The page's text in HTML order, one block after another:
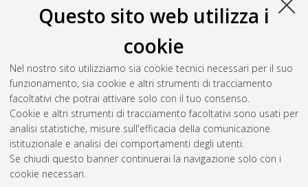
Questo sito web utilizza i
cookie
Nel nostro sito utilizziamo sia cookie tecnici necessari per il suo
funzionamento, sia cookie e altri strumenti di tracciamento
facoltativi che potrai attivare solo con il tuo consenso.
Cookie e altri strumenti di tracciamento facoltativi sono usati per
analisi statistiche, misure sull'efficacia della comunicazione
istituzionale e analisi dei comportamenti degli utenti.
Se chiudi questo banner continuerai la navigazione solo con i
cookie necessari.
Gestione del documento: